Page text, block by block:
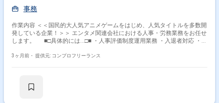
事務
作業内容 ＜＜国民的大人気アニメゲームをはじめ、人気タイトルを多数開
発している企業！＞＞ エンタメ関連会社における人事・労務業務をお任せ
します。 ■□具体的には…□■ ・人事評価制度運用業務 ・入退者対応 ・勤
書類手続き ・住所／扶養変更など異動対応 ・休暇付与、管理 ・産休育休
3ヶ月前・ 提供元: コンプロフリーランス